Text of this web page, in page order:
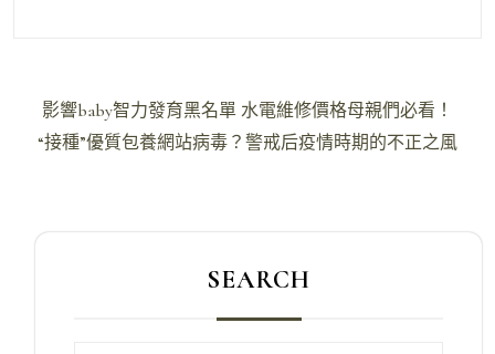
章
影響baby智力發育黑名單 水電維修價格母親們必看！
“接種”優質包養網站病毒？警戒后疫情時期的不正之風
SEARCH